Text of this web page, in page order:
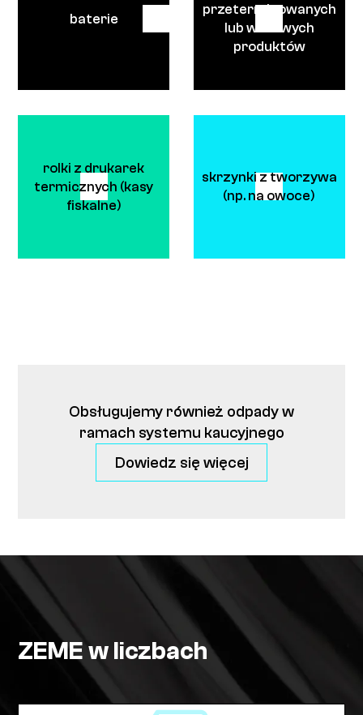
baterie
przeterminowanych
lub wadliwych
produktów
rolki z drukarek
termicznych (kasy
fiskalne)
skrzynki z tworzywa
(np. na owoce)
Obsługujemy również odpady w
ramach systemu kaucyjnego
Dowiedz się więcej
ZEME w liczbach